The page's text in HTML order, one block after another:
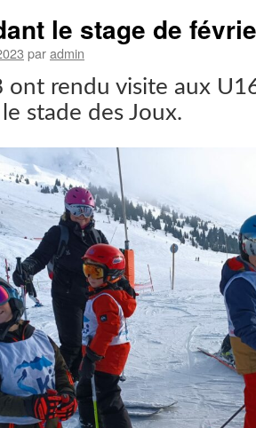
le stage de
paradmin
ont rendu visite aux
stade des Joux.